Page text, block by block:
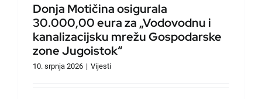
Donja Motičina osigurala
30.000,00 eura za „Vodovodnu i
kanalizacijsku mrežu Gospodarske
zone Jugoistok“
10. srpnja 2026 | Vijesti